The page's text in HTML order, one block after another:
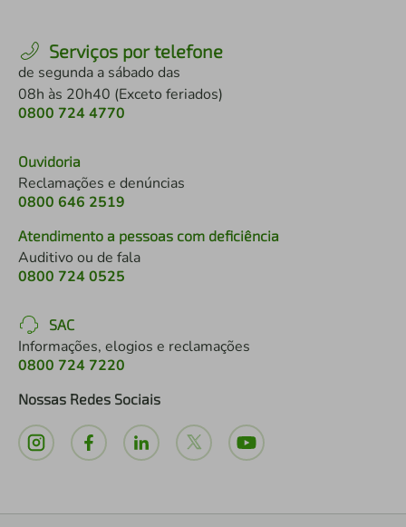
Serviços por telefone
de segunda a sábado das
08h às 20h40 (Exceto feriados)
0800 724 4770
Ouvidoria
Reclamações e denúncias
0800 646 2519
Atendimento a pessoas com deficiência
Auditivo ou de fala
0800 724 0525
SAC
Informações, elogios e reclamações
0800 724 7220
Nossas Redes Sociais